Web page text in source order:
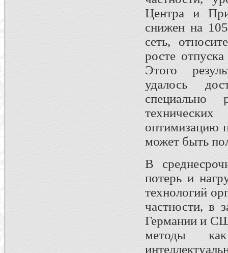
Центра и
снижен на
сеть,
росте
Этого
удалось
специально
оптимизацию
может быть
В
потерь и
технологий
частности, в
Германии и
методы